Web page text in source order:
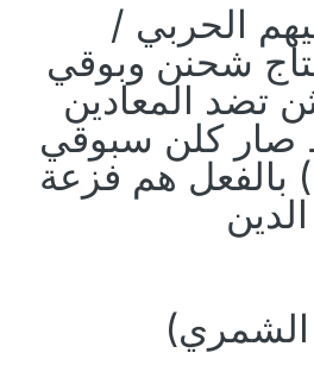
الحربي /
شحنن وبوقي
تضد المعادين
صار كلن سبوقي
بالفعل هم فزعة
الدين
الشمري)